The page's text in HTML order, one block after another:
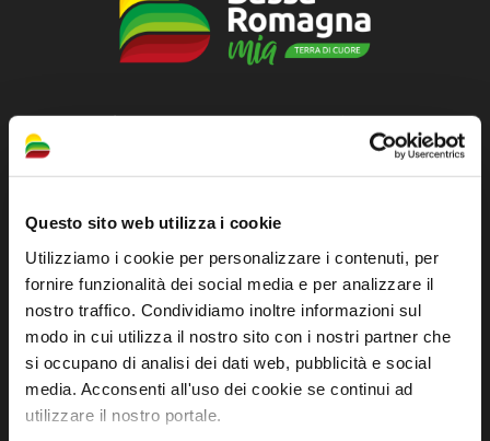
Questo sito web utilizza i cookie
Utilizziamo i cookie per personalizzare i contenuti, per
fornire funzionalità dei social media e per analizzare il
nostro traffico. Condividiamo inoltre informazioni sul
modo in cui utilizza il nostro sito con i nostri partner che
si occupano di analisi dei dati web, pubblicità e social
media. Acconsenti all'uso dei cookie se continui ad
utilizzare il nostro portale.
Municipalities of Bassa Romagna
48012 Bagnacavallo (RA)
Tel. +39 0545 280898
turismo@unione.labassaromagna.it
P.IVA e Cod. Fiscale 02291370399
P.E.C. pg.unione.labassaromagna.it@legalmail.it